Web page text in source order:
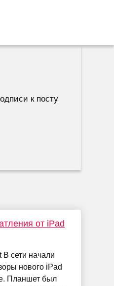
к посту
от iPad
В сети начали
нового iPad
Планшет был